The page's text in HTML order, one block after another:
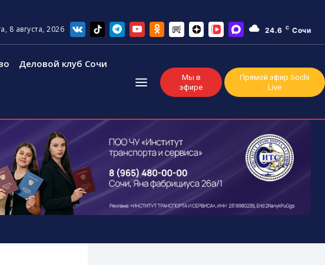
8 августа, 2026 24.6 C Сочи
Деловой клуб Сочи
Мы в
эфире
Прямой эфир Sochi
Live